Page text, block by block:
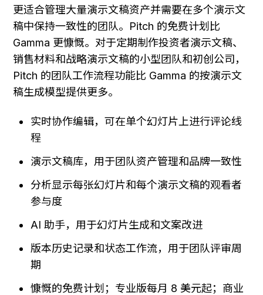
更适合管理大量演示文稿资产并需要在多个演示文
稿中保持一致性的团队。Pitch 的免费计划比
Gamma 更慷慨。对于定期制作投资者演示文稿、
销售材料和战略演示文稿的小型团队和初创公司，
Pitch 的团队工作流程功能比 Gamma 的按演示文
稿生成模型提供更多。
实时协作编辑，可在单个幻灯片上进行评论线
程
演示文稿库，用于团队资产管理和品牌一致性
分析显示每张幻灯片和每个演示文稿的观看者
参与度
AI 助手，用于幻灯片生成和文案改进
版本历史记录和状态工作流，用于团队评审周
期
慷慨的免费计划；专业版每月 8 美元起；商业